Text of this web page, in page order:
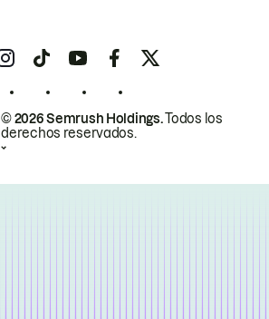
© 2026 Semrush Holdings.Todos los
derechos reservados.